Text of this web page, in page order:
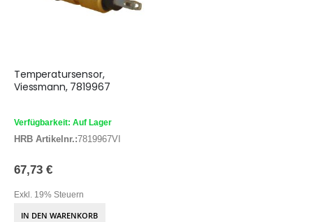
Temperatursensor,
Viessmann, 7819967
Verfügbarkeit: Auf Lager
HRB Artikelnr.:7819967VI
67,73 €
Exkl. 19% Steuern
IN DEN WARENKORB